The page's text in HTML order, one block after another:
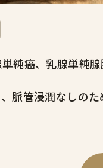
純癌、乳腺単純腺
脈管浸潤なしの